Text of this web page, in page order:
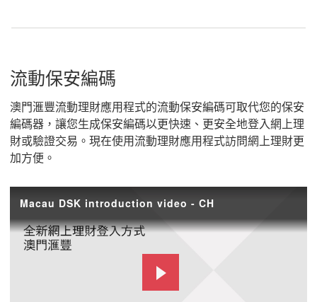
流動保安編碼
澳門滙豐流動理財應用程式的流動保安編碼可取代您的保安
編碼器，讓您生成保安編碼以更快速、更安全地登入網上理
財或驗證交易。現在使用流動理財應用程式訪問網上理財更
加方便。
Macau DSK introduction video - CH